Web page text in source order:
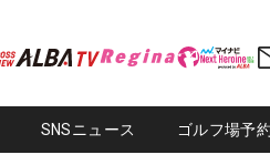
SNSニュース ゴルフ場予約